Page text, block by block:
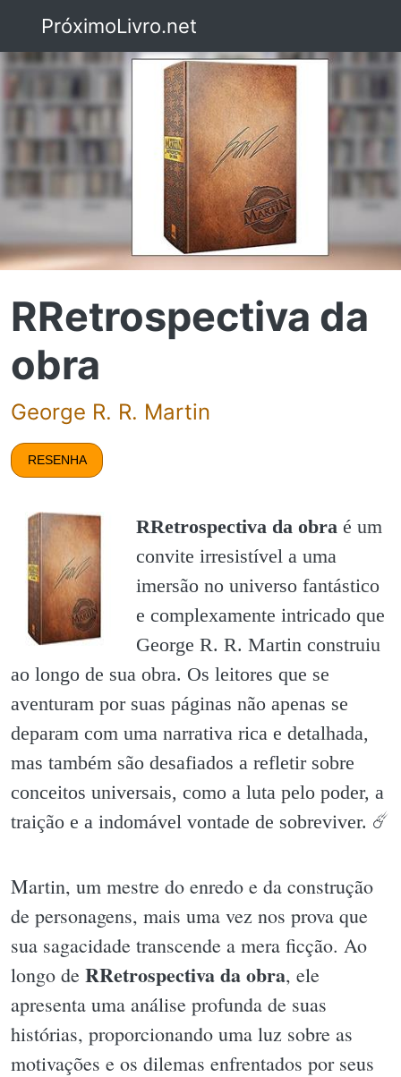
PróximoLivro.net
RRetrospectiva da
obra
George R. R. Martin
RESENHA
RRetrospectiva da obra é um
convite irresistível a uma
imersão no universo fantástico
e complexamente intricado que
George R. R. Martin construiu
ao longo de sua obra. Os leitores que se
aventuram por suas páginas não apenas se
deparam com uma narrativa rica e detalhada,
mas também são desafiados a refletir sobre
conceitos universais, como a luta pelo poder, a
traição e a indomável vontade de sobreviver. ☄️
Martin, um mestre do enredo e da construção
de personagens, mais uma vez nos prova que
sua sagacidade transcende a mera ficção. Ao
longo de RRetrospectiva da obra, ele
apresenta uma análise profunda de suas
histórias, proporcionando uma luz sobre as
motivações e os dilemas enfrentados por seus